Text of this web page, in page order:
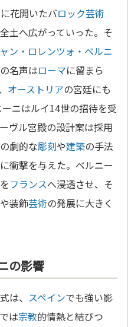
に花開いたバロック芸術
全土へ広がっていった。そ
ン・ロレンツォ・ベルニ
名声はローマに留まら
オーストリアの宮廷にも
ニはルイ14世の招待を受
ヴル宮殿の設計案は採用
劇的な彫刻や建築の手法
衝撃を与えた。ベルニー
フランスへ浸透させ、そ
装飾芸術の発展に大きく
の影響
は、 スペインでも強い影
では宗教的情熱と結びつ